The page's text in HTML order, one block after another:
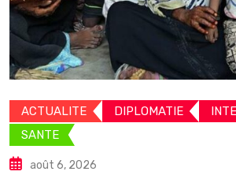
ACTUALITE DIPLOMATIE
SANTE
août 6, 2026